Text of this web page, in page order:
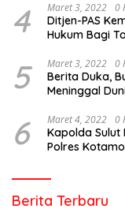
4 Maret 3, 2022 0
Ditjen-PAS
Hukum Bagi
5 Maret 3, 2022 0
Berita Duka,
Meninggal
6 Maret 4, 2022 0
Kapolda Sulut
Polres
Berita Terbaru